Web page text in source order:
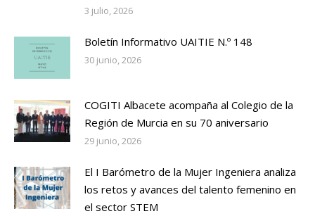
3 julio, 2026
Boletín Informativo UAITIE N.º 148
30 junio, 2026
COGITI Albacete acompaña al Colegio de la
Región de Murcia en su 70 aniversario
29 junio, 2026
El I Barómetro de la Mujer Ingeniera analiza
los retos y avances del talento femenino en
el sector STEM